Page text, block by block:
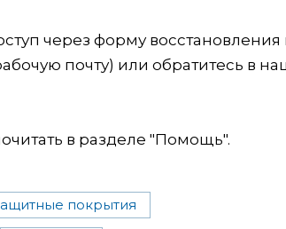
через форму восстановления
почту) или обратитесь в
в разделе "Помощь".
покрытия